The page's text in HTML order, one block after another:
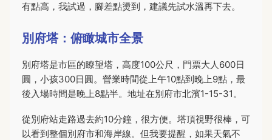
有點高，我試過，腳差點燙到，建議先試水溫再下去。
別府塔：俯瞰城市全景
別府塔是市區的瞭望塔，高度100公尺，門票大人600日
圓，小孩300日圓。營業時間從上午10點到晚上9點，最
後入場時間是晚上8點半。地址在別府市北濱1-15-31。
從別府站走路過去約10分鐘，很方便。塔頂視野很棒，可
以看到整個別府市和海岸線。但我要提醒，如果天氣不